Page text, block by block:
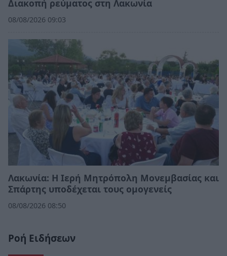
Διακοπή ρεύματος στη Λακωνία
08/08/2026 09:03
Λακωνία: Η Ιερή Μητρόπολη Μονεμβασίας και
Σπάρτης υποδέχεται τους ομογενείς
08/08/2026 08:50
Ροή Ειδήσεων